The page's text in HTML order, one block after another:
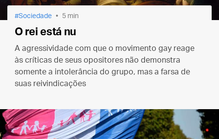
Sociedade 5 min
O rei está nu
A agressividade com que o movimento gay reage
às críticas de seus opositores não demonstra
somente a intolerância do grupo, mas a farsa de
suas reivindicações